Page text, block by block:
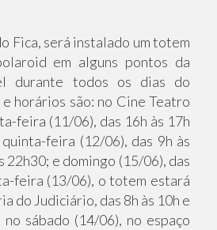
Fica, será instalado um totem
em alguns pontos da
durante todos os dias do
horários são: no Cine Teatro
feira (11/06), das 16h às 17h
feira (12/06), das 9h às
22h30; e domingo (15/06), das
feira (13/06), o totem estará
do Judiciário, das 8h às 10h e
sábado (14/06), no espaço